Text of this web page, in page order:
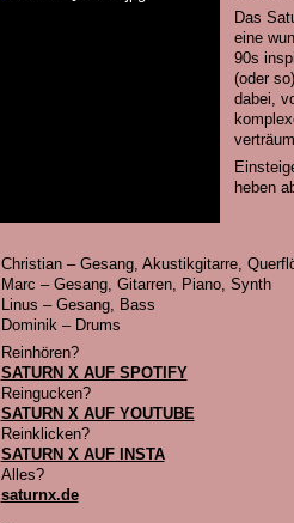
Das
eine
90s
(oder
dabei,
heben
Christian – Gesang, Akustikgitarre,
Marc – Gesang, Gitarren, Piano, Synth
Linus – Gesang, Bass
Dominik – Drums
Reinhören?
SATURN X AUF SPOTIFY
Reingucken?
SATURN X AUF YOUTUBE
Reinklicken?
SATURN X AUF INSTA
Alles?
saturnx.de